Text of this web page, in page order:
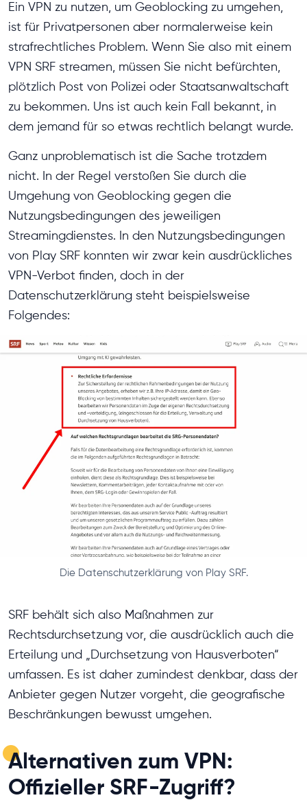
Ein VPN zu nutzen, um Geoblocking zu umgehen,
ist für Privatpersonen aber normalerweise kein
strafrechtliches Problem. Wenn Sie also mit einem
VPN SRF streamen, müssen Sie nicht befürchten,
plötzlich Post von Polizei oder Staatsanwaltschaft
zu bekommen. Uns ist auch kein Fall bekannt, in
dem jemand für so etwas rechtlich belangt wurde.
Ganz unproblematisch ist die Sache trotzdem
nicht. In der Regel verstoßen Sie durch die
Umgehung von Geoblocking gegen die
Nutzungsbedingungen des jeweiligen
Streamingdienstes. In den Nutzungsbedingungen
von Play SRF konnten wir zwar kein ausdrückliches
VPN-Verbot finden, doch in der
Datenschutzerklärung steht beispielsweise
Folgendes:
Die Datenschutzerklärung von Play SRF.
SRF behält sich also Maßnahmen zur
Rechtsdurchsetzung vor, die ausdrücklich auch die
Erteilung und „Durchsetzung von Hausverboten“
umfassen. Es ist daher zumindest denkbar, dass der
Anbieter gegen Nutzer vorgeht, die geografische
Beschränkungen bewusst umgehen.
Alternativen zum VPN:
Offizieller SRF-Zugriff?